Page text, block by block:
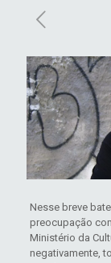
Nesse breve
preocupação
Ministério da
negativamente,